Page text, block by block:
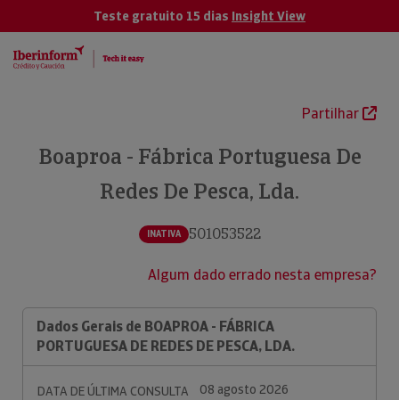
Teste gratuito 15 dias Insight View
Partilhar
Boaproa - Fábrica Portuguesa De
Redes De Pesca, Lda.
INATIVA 501053522
Algum dado errado nesta empresa?
Dados Gerais de BOAPROA - FÁBRICA
PORTUGUESA DE REDES DE PESCA, LDA.
DATA DE ÚLTIMA CONSULTA
08 agosto 2026